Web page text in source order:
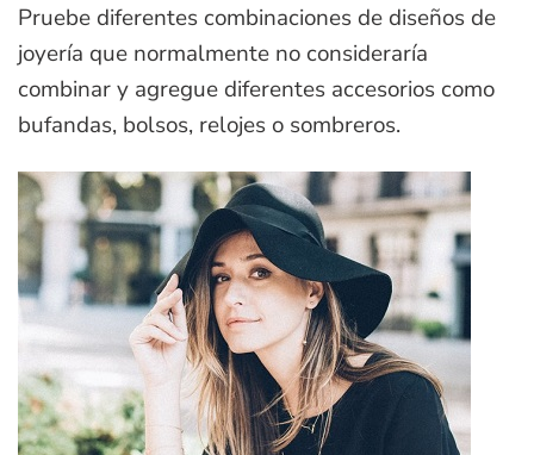
Pruebe diferentes combinaciones de diseños de
joyería que normalmente no consideraría
combinar y agregue diferentes accesorios como
bufandas, bolsos, relojes o sombreros.